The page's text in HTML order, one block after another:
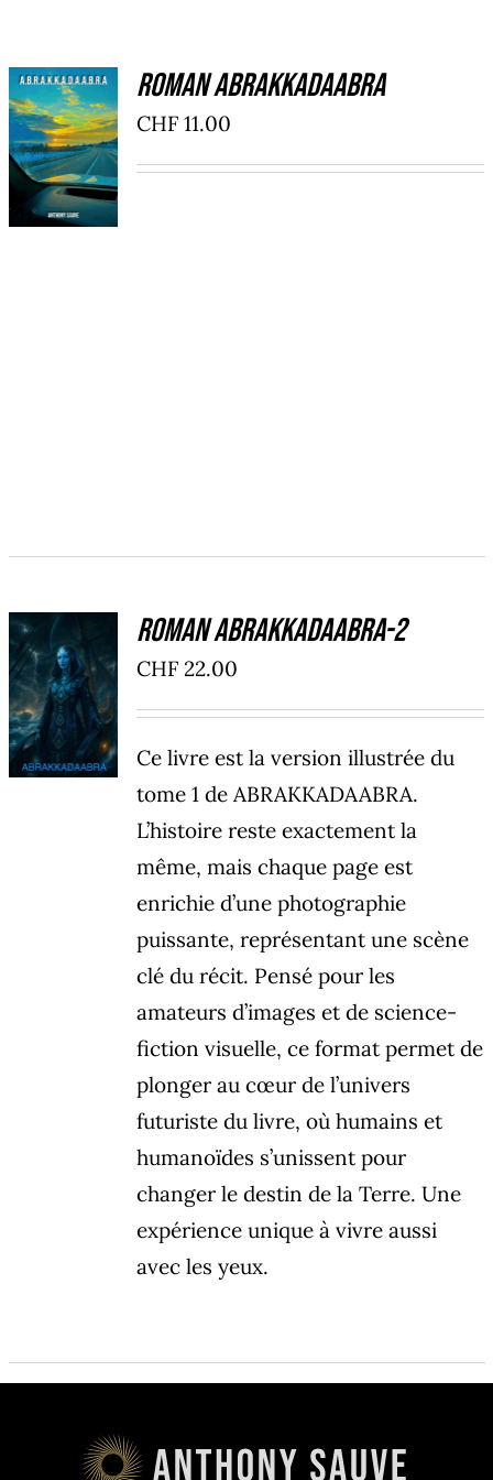
AJOUTER
AU
PANIER
/
DÉTAILS
Roman ABRAKKADAABRA
CHF 11.00
AJOUTER
AU
PANIER
/
DÉTAILS
Roman ABRAKKADAABRA-2
CHF 22.00
Ce livre est la version illustrée du
tome 1 de ABRAKKADAABRA.
L’histoire reste exactement la
même, mais chaque page est
enrichie d’une photographie
puissante, représentant une scène
clé du récit. Pensé pour les
amateurs d’images et de science-
fiction visuelle, ce format permet de
plonger au cœur de l’univers
futuriste du livre, où humains et
humanoïdes s’unissent pour
changer le destin de la Terre. Une
expérience unique à vivre aussi
avec les yeux.